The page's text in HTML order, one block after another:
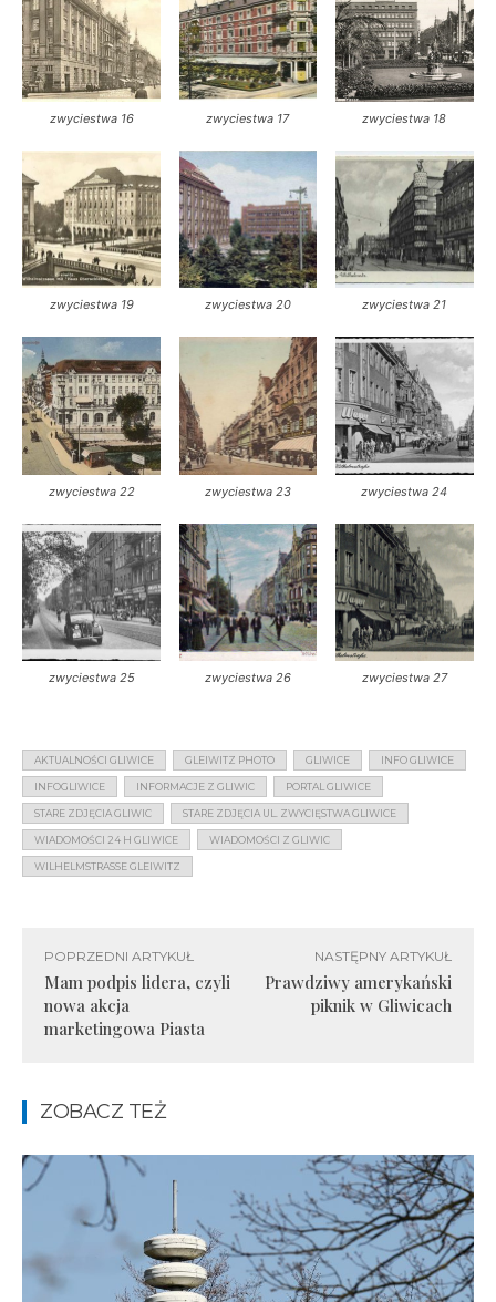
zwyciestwa 16 zwyciestwa 17 zwyciestwa 18
zwyciestwa 19 zwyciestwa 20 zwyciestwa 21
zwyciestwa 22 zwyciestwa 23 zwyciestwa 24
zwyciestwa 25 zwyciestwa 26 zwyciestwa 27
AKTUALNOŚCI GLIWICE GLEIWITZ PHOTO GLIWICE INFO GLIWICE
INFOGLIWICE INFORMACJE Z GLIWIC PORTAL GLIWICE
STARE ZDJĘCIA GLIWIC STARE ZDJĘCIA UL. ZWYCIĘSTWA GLIWICE
WIADOMOŚCI 24 H GLIWICE WIADOMOŚCI Z GLIWIC
WILHELMSTRASSE GLEIWITZ
POPRZEDNI ARTYKUŁ
Mam podpis lidera, czyli
nowa akcja
marketingowa Piasta
NASTĘPNY ARTYKUŁ
Prawdziwy amerykański
piknik w Gliwicach
ZOBACZ TEŻ